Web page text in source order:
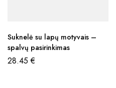
Suknelė su lapų motyvais –
spalvų pasirinkimas
28.45€